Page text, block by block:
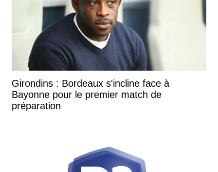
Girondins : Bordeaux s'incline face à
Bayonne pour le premier match de
préparation